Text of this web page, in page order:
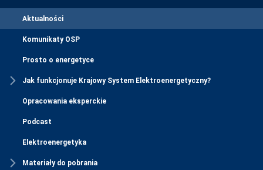
Aktualności
Komunikaty OSP
Prosto o energetyce
Jak funkcjonuje Krajowy System Elektroenergetyczny?
Opracowania eksperckie
Podcast
Elektroenergetyka
Materiały do pobrania